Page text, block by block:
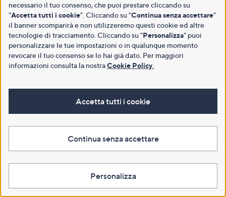
necessario il tuo consenso, che puoi prestare cliccando su
"Accetta tutti i cookie". Cliccando su "Continua senza accettare"
il banner scomparirà e non utilizzeremo questi cookie ed altre
tecnologie di tracciamento. Cliccando su "Personalizza" puoi
personalizzare le tue impostazioni o in qualunque momento
revocare il tuo consenso se lo hai già dato. Per maggiori
informazioni consulta la nostraCookie Policy
Accetta tutti i cookie
Continua senza accettare
Personalizza